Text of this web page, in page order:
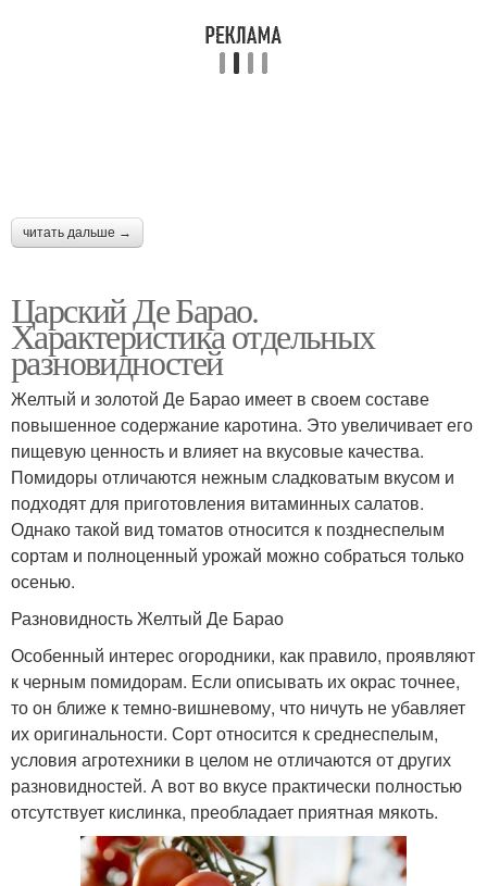
читать дальше →
Царский Де Барао.
Характеристика отдельных
разновидностей
Желтый и золотой Де Барао имеет в своем составе
повышенное содержание каротина. Это увеличивает его
пищевую ценность и влияет на вкусовые качества.
Помидоры отличаются нежным сладковатым вкусом и
подходят для приготовления витаминных салатов.
Однако такой вид томатов относится к позднеспелым
сортам и полноценный урожай можно собраться только
осенью.
Разновидность Желтый Де Барао
Особенный интерес огородники, как правило, проявляют
к черным помидорам. Если описывать их окрас точнее,
то он ближе к темно-вишневому, что ничуть не убавляет
их оригинальности. Сорт относится к среднеспелым,
условия агротехники в целом не отличаются от других
разновидностей. А вот во вкусе практически полностью
отсутствует кислинка, преобладает приятная мякоть.